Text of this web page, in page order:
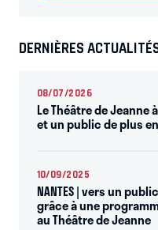
DERNIÈRES
08/07/2026
Le Théâtre de Jeanne
et un public de plus
10/09/2025
NANTES | vers un
grâce à une
au Théâtre de Jeanne